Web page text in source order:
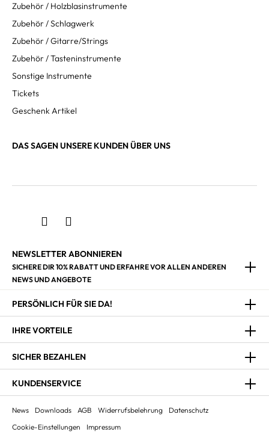
Zubehör / Holzblasinstrumente
Zubehör / Schlagwerk
Zubehör / Gitarre/Strings
Zubehör / Tasteninstrumente
Sonstige Instrumente
Tickets
Geschenk Artikel
DAS SAGEN UNSERE KUNDEN ÜBER UNS
NEWSLETTER ABONNIEREN
SICHERE DIR 10% RABATT UND ERFAHRE VOR ALLEN ANDEREN
NEWS UND ANGEBOTE
PERSÖNLICH FÜR SIE DA!
IHRE VORTEILE
SICHER BEZAHLEN
KUNDENSERVICE
News Downloads AGB Widerrufsbelehrung
Datenschutz
Cookie-Einstellungen
Impressum